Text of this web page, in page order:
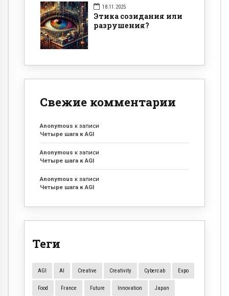
18.11.2025
Этика созидания или
разрушения?
Свежие комментарии
Anonymous к записи
Четыре шага к AGI
Anonymous к записи
Четыре шага к AGI
Anonymous к записи
Четыре шага к AGI
Теги
AGI AI Creative Creativity Cybercab Expo
Food France Future Innovation Japan